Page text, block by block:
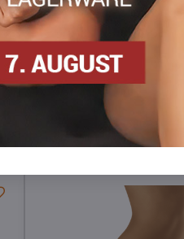
Dámske tangá
BlueskyPinterest LinkedIn